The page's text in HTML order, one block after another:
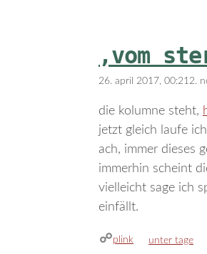
‚vom
26. april 2017, 00:212.
die kolumne steht,
jetzt gleich laufe
ach, immer dieses
immerhin scheint
vielleicht sage ich
einfällt.
plink kategorien
unter tage